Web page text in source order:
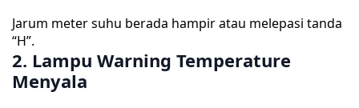
Jarum meter suhu berada hampir atau melepasi tanda
“H”.
2. Lampu Warning Temperature
Menyala